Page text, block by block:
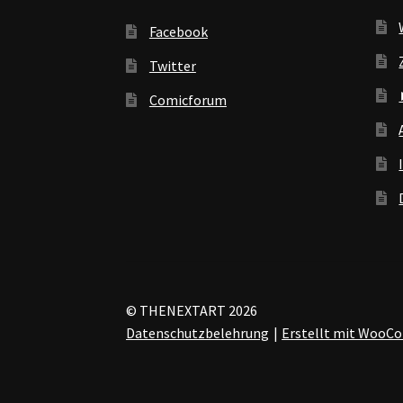
Facebook
Twitter
Comicforum
© THENEXTART 2026
Datenschutzbelehrung
Erstellt mit